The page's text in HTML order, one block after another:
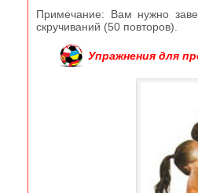
Примечание: Вам нужно
скручиваний (50 повторов).
Упражнения для